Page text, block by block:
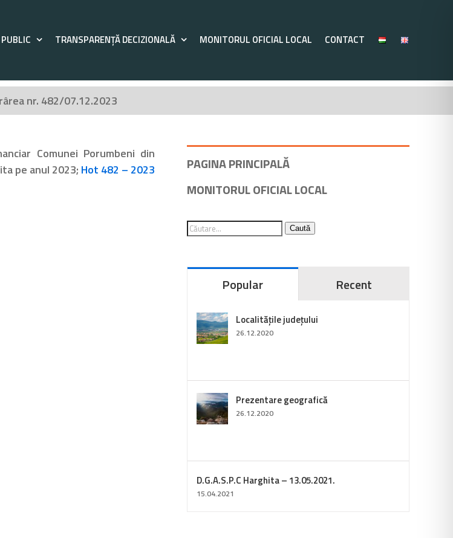
TRANSPARENȚĂ DECIZIONALĂ MONITORUL OFICIAL LOCAL CONTACT
nr. 482/07.12.2023
Comunei Porumbeni din
pe anul 2023; Hot 482 – 2023
PAGINA PRINCIPALĂ
MONITORUL OFICIAL LOCAL
Caută
Popular Recent
Localitățile județului
26.12.2020
Prezentare geografică
26.12.2020
D.G.A.S.P.C Harghita – 13.05.2021.
15.04.2021